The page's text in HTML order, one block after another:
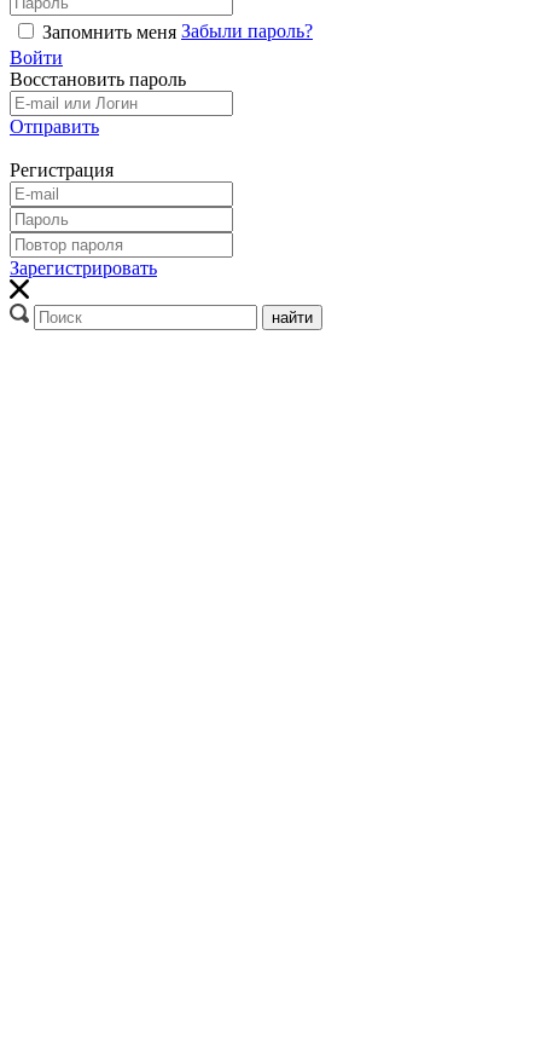
Запомнить меня Забыли пароль?
Войти
Восстановить пароль
Отправить
Регистрация
Зарегистрировать
найти